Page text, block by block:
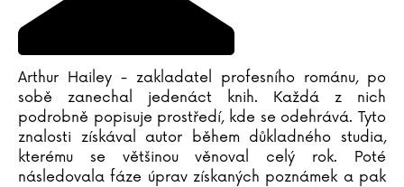
Vladislav Beneš
Adrian Besley
Laurent Binet
Judy Blumeová
Emil Boček
Paula Bossio
Katja Brandisová
Arthur Hailey - zakladatel profesního románu, po
sobě zanechal jedenáct knih. Každá z nich
podrobně popisuje prostředí, kde se odehrává. Tyto
znalosti získával autor během důkladného studia,
kterému se většinou věnoval celý rok. Poté
následovala fáze úprav získaných poznámek a pak